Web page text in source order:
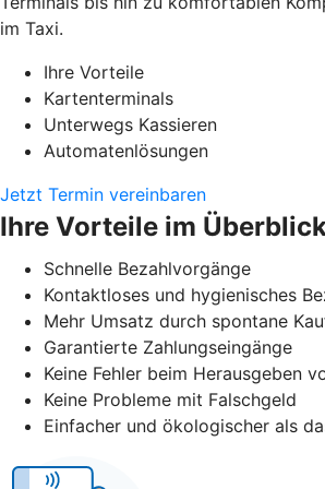
im Taxi.
Ihre Vorteile
Kartenterminals
Unterwegs Kassieren
Automatenlösungen
Jetzt Termin vereinbaren
Ihre Vorteile im
Schnelle Bezahlvorgänge
Kontaktloses und hygienisches
Mehr Umsatz durch spontane
Garantierte Zahlungseingänge
Keine Fehler beim Herausgeben
Keine Probleme mit Falschgeld
Einfacher und ökologischer als